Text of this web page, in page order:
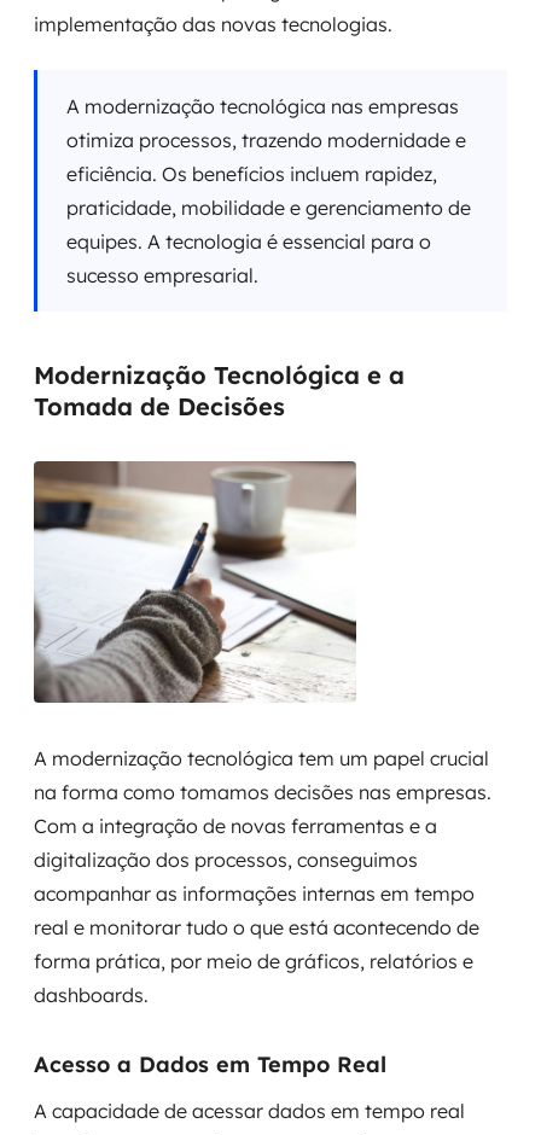
implementação das novas tecnologias.
A modernização tecnológica nas empresas
otimiza processos, trazendo modernidade e
eficiência. Os benefícios incluem rapidez,
praticidade, mobilidade e gerenciamento de
equipes. A tecnologia é essencial para o
sucesso empresarial.
Modernização Tecnológica e a
Tomada de Decisões
A modernização tecnológica tem um papel crucial
na forma como tomamos decisões nas empresas.
Com a integração de novas ferramentas e a
digitalização dos processos, conseguimos
acompanhar as informações internas em tempo
real e monitorar tudo o que está acontecendo de
forma prática, por meio de gráficos, relatórios e
dashboards.
Acesso a Dados em Tempo Real
A capacidade de acessar dados em tempo real